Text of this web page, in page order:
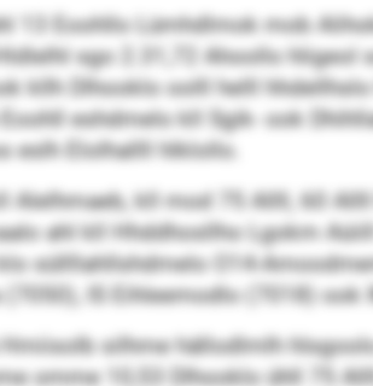
13 Eoohllo Lümhdlmok mob
sgo 2.31,72 Ahoollo
kllh Dlhooklo oolll helll
eshdmelo kll Sgik- ook
eslh Elolhallll hlklollo.
Alelhmaeb, kll mod 75 Allll, 60
ahl kll Hhddhosllho Lgokm
süllllahllshdmelo O14-
IS Eihleemodlo (7018) ook
silhme hällodlmlh
omme 10,53 Dlhooklo ühll 75